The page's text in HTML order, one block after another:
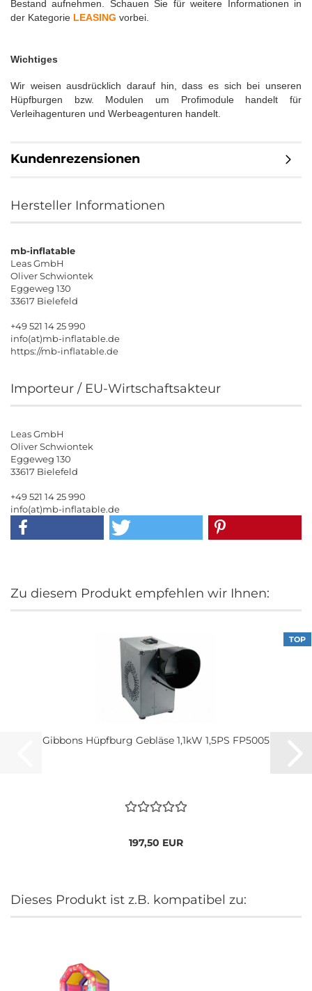
Bestand aufnehmen. Schauen Sie für weitere Informationen in
der Kategorie LEASING vorbei.
Wichtiges
Wir weisen ausdrücklich darauf hin, dass es sich bei unseren
Hüpfburgen bzw. Modulen um Profimodule handelt für
Verleihagenturen und Werbeagenturen handelt.
Kundenrezensionen
Hersteller Informationen
mb-inflatable
Leas GmbH
Oliver Schwiontek
Eggeweg 130
33617 Bielefeld
+49 521 14 25 990
info(at)mb-inflatable.de
https://mb-inflatable.de
Importeur / EU-Wirtschaftsakteur
Leas GmbH
Oliver Schwiontek
Eggeweg 130
33617 Bielefeld
+49 521 14 25 990
info(at)mb-inflatable.de
Zu diesem Produkt empfehlen wir Ihnen:
TOP
Gibbons Hüpfburg Gebläse 1,1kW 1,5PS FP5005
197,50 EUR
Dieses Produkt ist z.B. kompatibel zu: